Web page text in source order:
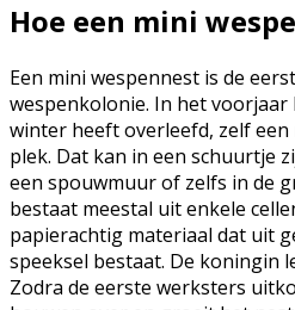
Hoe een mini
Een mini wespennest is de
wespenkolonie. In het
winter heeft overleefd, zelf
plek. Dat kan in een schuurtje
een spouwmuur of zelfs in de
bestaat meestal uit enkele
papierachtig materiaal dat uit
speeksel bestaat. De koningin
Zodra de eerste werksters